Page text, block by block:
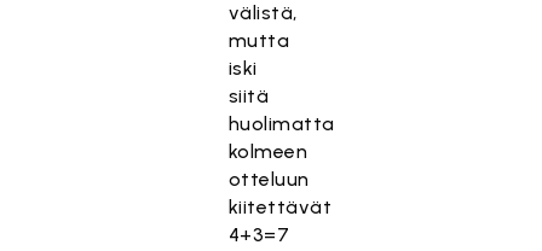
välistä,
mutta
iski
siitä
huolimatta
kolmeen
otteluun
kiitettävät
4+3=7